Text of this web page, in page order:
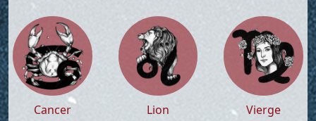
Cancer Lion Vierge